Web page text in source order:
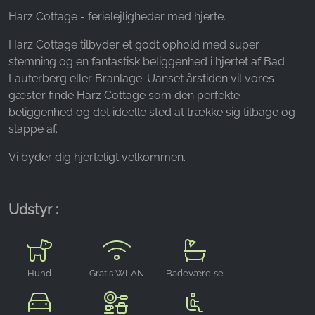
Harz Cottage - ferielejligheder med hjerte.
Harz Cottage tilbyder et godt ophold med super
stemning og en fantastisk beliggenhed i hjertet af Bad
Lauterberg eller Branlage. Uanset årstiden vil vores
gæster finde Harz Cottage som den perfekte
beliggenhed og det ideelle sted at trække sig tilbage og
slappe af.
Vi byder dig hjerteligt velkommen.
Udstyr :
Hund
velkommen
Gratis WLAN Badeværelse
_fbp, fr, _fbq, fbq
Provider:
Facebook Ireland Ltd.
Purpose:
Måling af reklamer og markedsføring
Cookie duration:
STATISTIK
Disse oplysninger hjælper os med at forstå,
hvordan vores besøgende bruger vores
hjemmeside.
Google Analytics